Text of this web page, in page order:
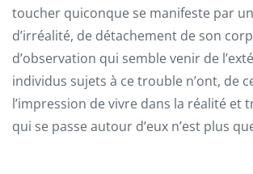
toucher quiconque se manifeste par
d’irréalité, de détachement de son
d’observation qui semble venir de
individus sujets à ce trouble n’ont, de
l’impression de vivre dans la réalité et
qui se passe autour d’eux n’est plus